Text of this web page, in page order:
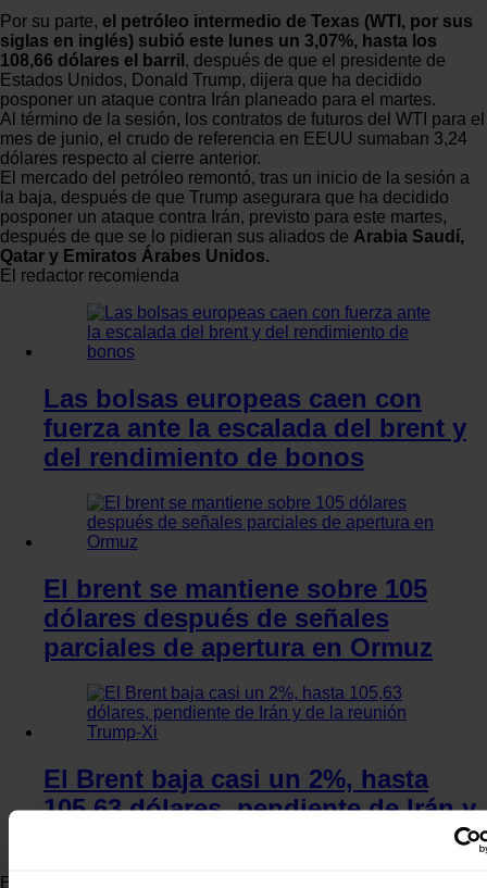
Por su parte, el petróleo intermedio de Texas (WTI, por sus
siglas en inglés) subió este lunes un 3,07%, hasta los
108,66 dólares el barril , después de que el presidente de
Estados Unidos, Donald Trump, dijera que ha decidido
posponer un ataque contra Irán planeado para el martes.
Al término de la sesión, los contratos de futuros del WTI para el
mes de junio, el crudo de referencia en EEUU sumaban 3,24
dólares respecto al cierre anterior.
El mercado del petróleo remontó, tras un inicio de la sesión a
la baja, después de que Trump asegurara que ha decidido
posponer un ataque contra Irán, previsto para este martes,
después de que se lo pidieran sus aliados de Arabia Saudí,
Qatar y Emiratos Árabes Unidos.
El redactor recomienda
Las bolsas europeas caen con
fuerza ante la escalada del brent y
del rendimiento de bonos
El brent se mantiene sobre 105
dólares después de señales
parciales de apertura en Ormuz
El Brent baja casi un 2%, hasta
105,63 dólares, pendiente de Irán y
En un mensaje en su red Truth Social, el republicano aseguró,